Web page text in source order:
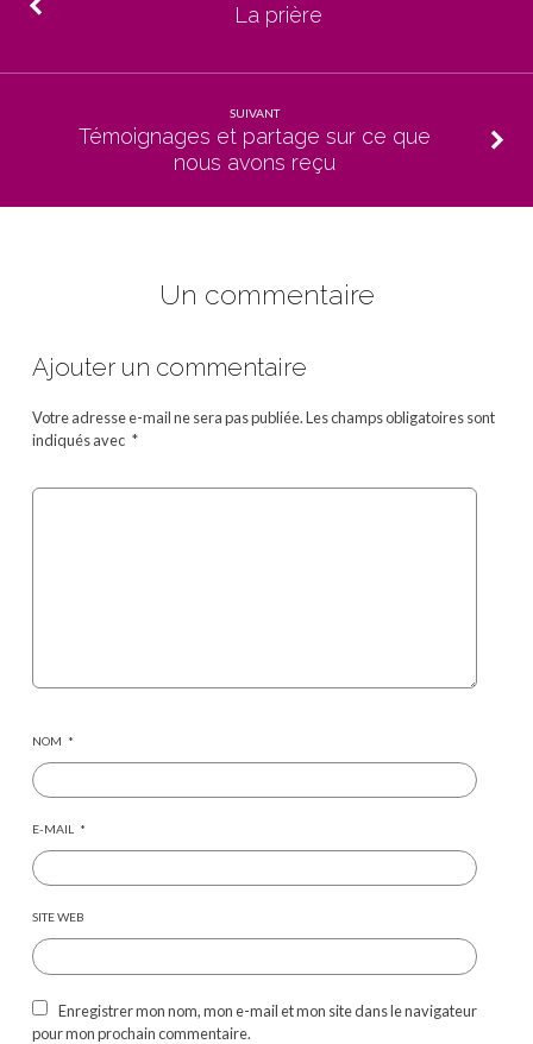
La prière
SUIVANT
Témoignages et partage sur ce que
nous avons reçu
Un commentaire
Ajouter un commentaire
Votre adresse e-mail ne sera pas publiée.Les champs obligatoires sont
indiqués avec *
NOM *
E-MAIL *
SITE WEB
Enregistrer mon nom, mon e-mail et mon site dans le navigateur
pour mon prochain commentaire.